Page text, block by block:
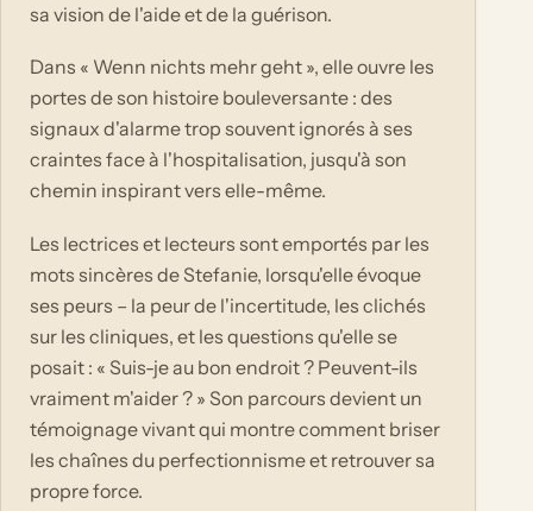
sa vision de l'aide et de la guérison.
Dans « Wenn nichts mehr geht », elle ouvre les
portes de son histoire bouleversante : des
signaux d'alarme trop souvent ignorés à ses
craintes face à l'hospitalisation, jusqu'à son
chemin inspirant vers elle-même.
Les lectrices et lecteurs sont emportés par les
mots sincères de Stefanie, lorsqu'elle évoque
ses peurs – la peur de l'incertitude, les clichés
sur les cliniques, et les questions qu'elle se
posait : « Suis-je au bon endroit ? Peuvent-ils
vraiment m'aider ? » Son parcours devient un
témoignage vivant qui montre comment briser
les chaînes du perfectionnisme et retrouver sa
propre force.